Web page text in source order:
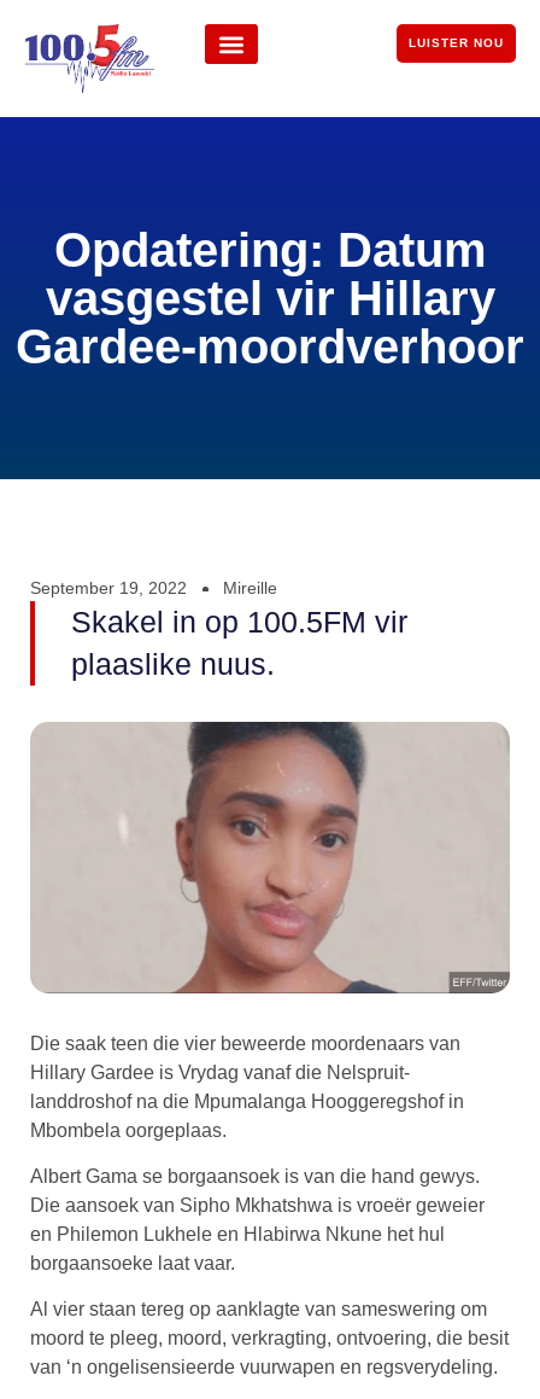
LUISTER NOU
Opdatering: Datum
vasgestel vir Hillary
Gardee-moordverhoor
September 19, 2022 Mireille
Skakel in op 100.5FM vir
plaaslike nuus.
Die saak teen die vier beweerde moordenaars van
Hillary Gardee is Vrydag vanaf die Nelspruit-
landdroshof na die Mpumalanga Hooggeregshof in
Mbombela oorgeplaas.
Albert Gama se borgaansoek is van die hand gewys.
Die aansoek van Sipho Mkhatshwa is vroeër geweier
en Philemon Lukhele en Hlabirwa Nkune het hul
borgaansoeke laat vaar.
Al vier staan tereg op aanklagte van sameswering om
moord te pleeg, moord, verkragting, ontvoering, die besit
van ‘n ongelisensieerde vuurwapen en regsverydeling.